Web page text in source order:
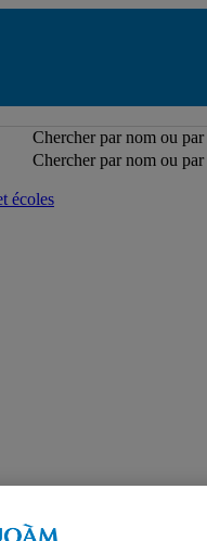
Chercher par nom ou par
Chercher par nom ou par
écoles